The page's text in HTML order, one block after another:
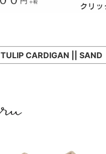
TULIP CARDIGAN || SAND